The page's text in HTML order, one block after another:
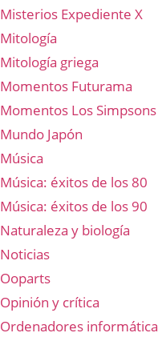
Misterios Expediente X
Mitología
Mitología griega
Momentos Futurama
Momentos Los Simpsons
Mundo Japón
Música
Música: éxitos de los 80
Música: éxitos de los 90
Naturaleza y biología
Noticias
Ooparts
Opinión y crítica
Ordenadores informática